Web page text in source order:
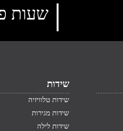
שעות
שידות
שידות טלוויזיה
שידות מגירות
שידות לילה